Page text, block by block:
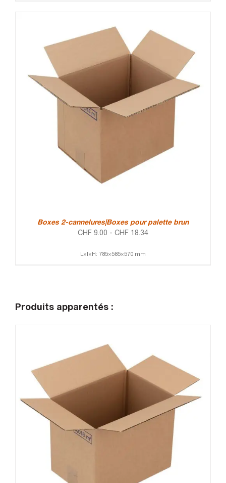
Boxes 2-cannelures|Boxes pour palette brun
CHF 9.00 - CHF 18.34
L×l×H: 785×585×570 mm
Produits apparentés :